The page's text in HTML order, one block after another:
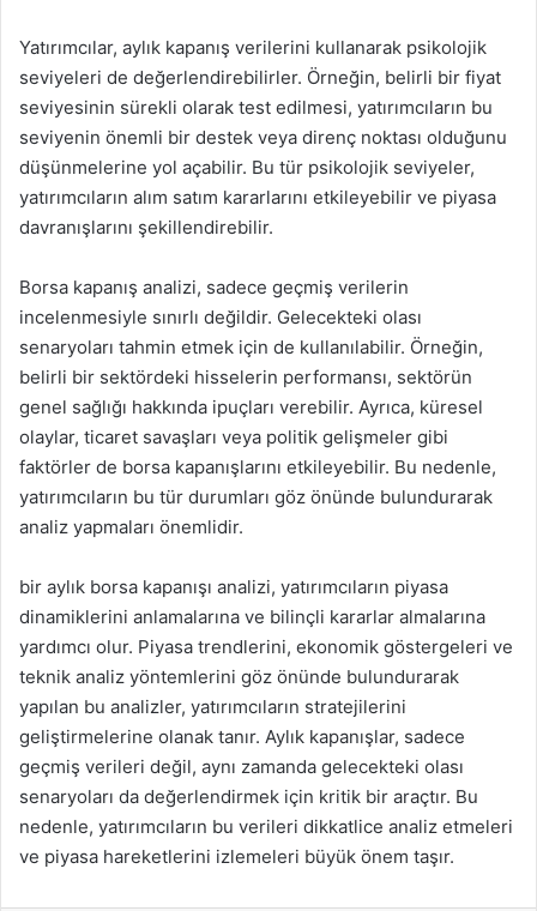
Yatırımcılar, aylık kapanış verilerini kullanarak psikolojik
seviyeleri de değerlendirebilirler. Örneğin, belirli bir fiyat
seviyesinin sürekli olarak test edilmesi, yatırımcıların bu
seviyenin önemli bir destek veya direnç noktası olduğunu
düşünmelerine yol açabilir. Bu tür psikolojik seviyeler,
yatırımcıların alım satım kararlarını etkileyebilir ve piyasa
davranışlarını şekillendirebilir.
Borsa kapanış analizi, sadece geçmiş verilerin
incelenmesiyle sınırlı değildir. Gelecekteki olası
senaryoları tahmin etmek için de kullanılabilir. Örneğin,
belirli bir sektördeki hisselerin performansı, sektörün
genel sağlığı hakkında ipuçları verebilir. Ayrıca, küresel
olaylar, ticaret savaşları veya politik gelişmeler gibi
faktörler de borsa kapanışlarını etkileyebilir. Bu nedenle,
yatırımcıların bu tür durumları göz önünde bulundurarak
analiz yapmaları önemlidir.
bir aylık borsa kapanışı analizi, yatırımcıların piyasa
dinamiklerini anlamalarına ve bilinçli kararlar almalarına
yardımcı olur. Piyasa trendlerini, ekonomik göstergeleri ve
teknik analiz yöntemlerini göz önünde bulundurarak
yapılan bu analizler, yatırımcıların stratejilerini
geliştirmelerine olanak tanır. Aylık kapanışlar, sadece
geçmiş verileri değil, aynı zamanda gelecekteki olası
senaryoları da değerlendirmek için kritik bir araçtır. Bu
nedenle, yatırımcıların bu verileri dikkatlice analiz etmeleri
ve piyasa hareketlerini izlemeleri büyük önem taşır.